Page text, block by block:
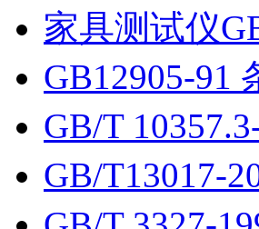
家具测试仪
GB12905-91
GB/T
GB/T13017-